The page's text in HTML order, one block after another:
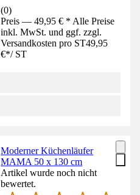
(0)
Preis — 49,95 € * Alle Preise
inkl. MwSt. und ggf. zzgl.
Versandkosten pro ST49,95
€*/ ST
Moderner Küchenläufer
MAMA 50 x 130 cm
Artikel wurde noch nicht
bewertet.